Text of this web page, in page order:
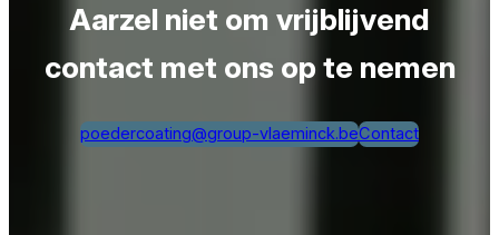
Aarzel niet om vrijblijvend
contact met ons op te nemen
poedercoating@group-vlaeminck.beContact